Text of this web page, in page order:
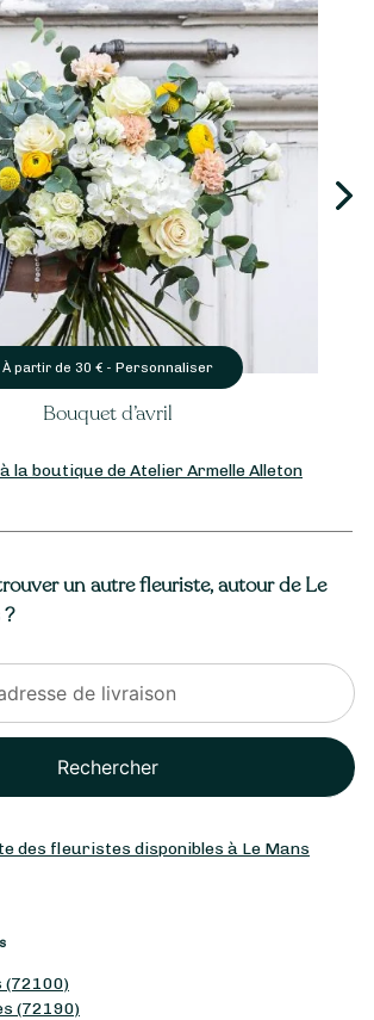
la boutique de Atelier Armelle Alleton
un autre fleuriste, autour de Le
Rechercher
des fleuristes disponibles à Le Mans
(72100)
(72190)